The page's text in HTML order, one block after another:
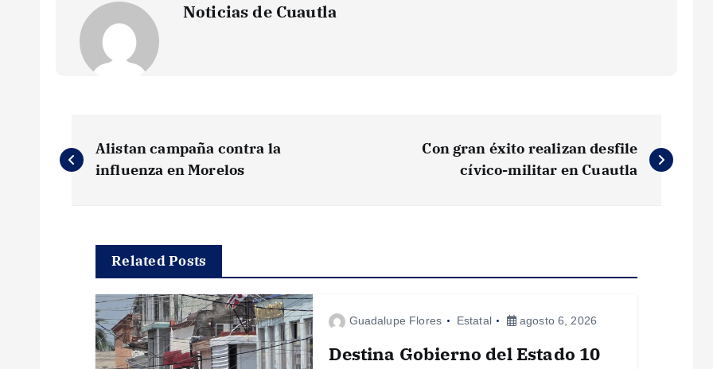
Noticias de Cuautla
a
Alistan campaña contra la
influenza en Morelos
Con gran éxito realizan desfile
cívico-militar en Cuautla
Related Posts
Guadalupe Flores Estatal agosto 6, 2026
Destina Gobierno del Estado 10